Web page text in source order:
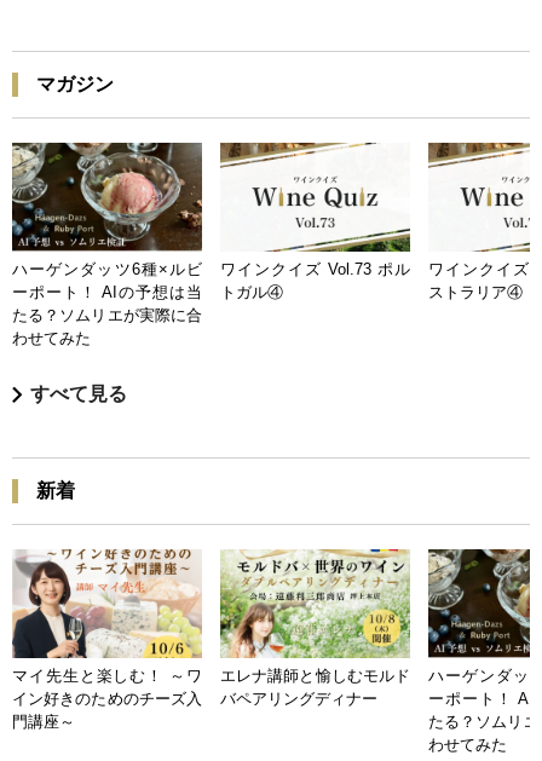
マガジン
ハーゲンダッツ6種×ルビ
ーポート！ AIの予想は当
たる？ソムリエが実際に合
わせてみた
ワインクイズ Vol.73 ポル
トガル④
ワインクイズ
ストラリア④
すべて見る
新着
マイ先生と楽しむ！ ～ワ
イン好きのためのチーズ入
門講座～
エレナ講師と愉しむモルド
バペアリングディナー
ハーゲンダッ
ーポート！ AI
たる？ソムリ
わせてみた